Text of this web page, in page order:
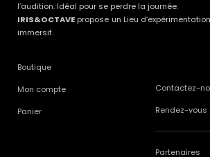
l’audition. Idéal pour se perdre la journée.
IRIS&OCTAVE propose un Lieu
immersif.
Boutique
Mon compte
Panier
Contactez-
Rendez-vous
Partenaires